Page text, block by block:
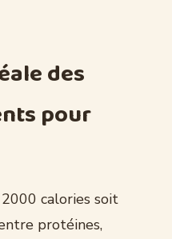
des
pour
calories soit
protéines,